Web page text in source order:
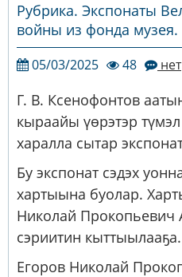
Рубрика. Экспонаты
войны из фонда музея.
05/03/2025 48 нет
Г. В. Ксенофонтов
кыраайы үөрэтэр
харалла сытар
Бу экспонат сэдэх
хартыына буолар.
Николай Прокопьевич
сэриитин кыттыылааҕа.
Егоров Николай